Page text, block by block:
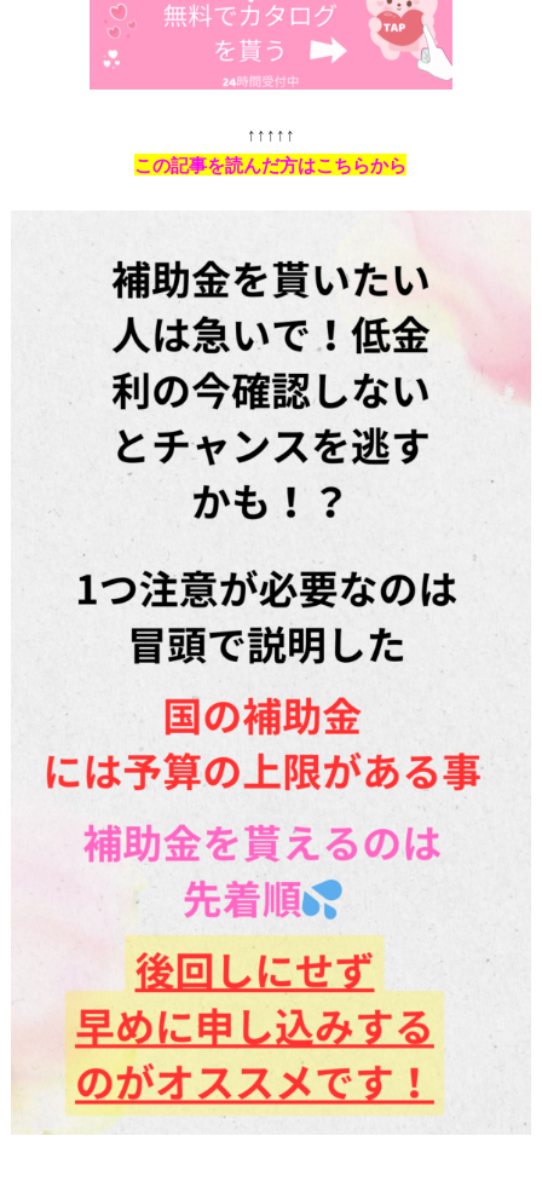
↑↑↑↑↑
この記事を読んだ方はこちらから